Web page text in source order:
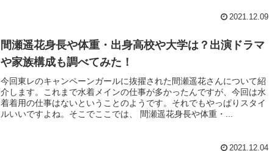
2021.12.09
間瀬遥花身長や体重・出身高校や大学は？出演ドラマ
や家族構成も調べてみた！
今回東レのキャンペーンガールに抜擢された間瀬遥花さんについて紹
介します。これまで水着メインの仕事が多かったんですが、今回は水
着着用の仕事はないということのようです。それでもやっぱりスタイ
ルいいですよね。そこでここでは、 間瀬遥花身長や体重・...
2021.12.04